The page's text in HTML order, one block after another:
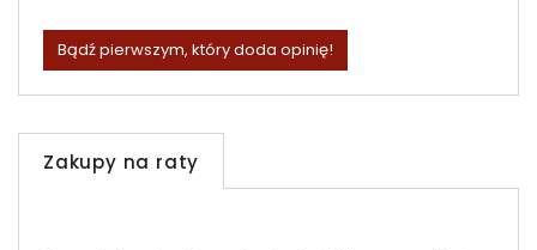
Bądź pierwszym, który doda opinię!
Zakupy na raty